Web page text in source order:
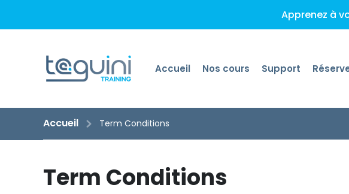
Apprenez à
Accueil Nos cours Support
Accueil Term Conditions
Term Conditions